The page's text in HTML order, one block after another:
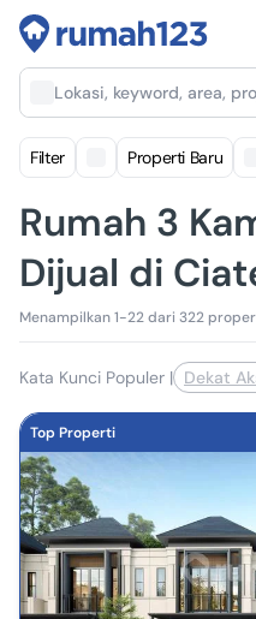
Lokasi, keyword, area,
Filter Properti Baru
Rumah 3
Dijual di
Menampilkan 1-22 dari 322
Kata Kunci Populer | Dekat
Top Properti